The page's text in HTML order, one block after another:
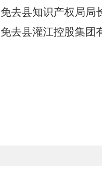
免去县知识产权局局
免去县灌江控股集团